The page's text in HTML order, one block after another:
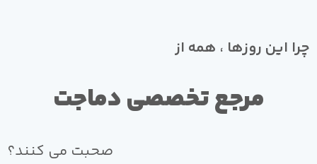
چرا این روزها ، همه از
مرجع تخصصی دماجت
صحبت می کنند؟